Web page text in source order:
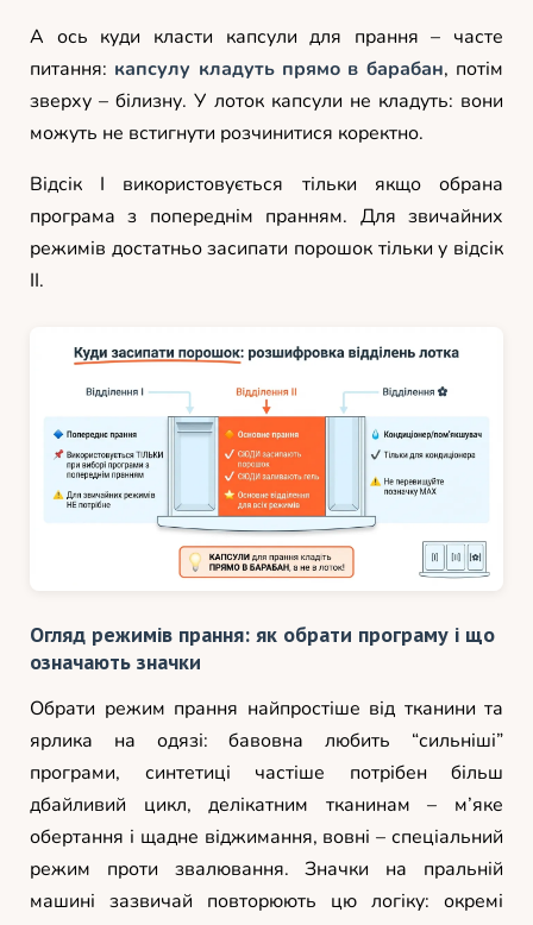
А ось куди класти капсули для прання – часте
питання: капсулу кладуть прямо в барабан, потім
зверху – білизну. У лоток капсули не кладуть: вони
можуть не встигнути розчинитися коректно.
Відсік I використовується тільки якщо обрана
програма з попереднім пранням. Для звичайних
режимів достатньо засипати порошок тільки у відсік
II.
Огляд режимів прання: як обрати програму і що
означають значки
Обрати режим прання найпростіше від тканини та
ярлика на одязі: бавовна любить “сильніші”
програми, синтетиці частіше потрібен більш
дбайливий цикл, делікатним тканинам – м’яке
обертання і щадне віджимання, вовні – спеціальний
режим проти звалювання. Значки на пральній
машині зазвичай повторюють цю логіку: окремі